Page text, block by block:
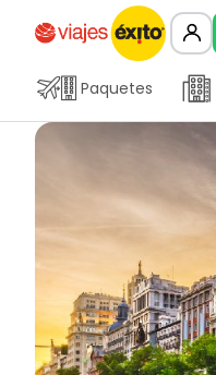
Paquetes